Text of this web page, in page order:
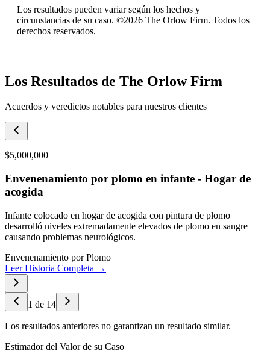
Los resultados pueden variar según los hechos y
circunstancias de su caso. ©2026 The Orlow Firm. Todos los
derechos reservados.
Los Resultados de The Orlow Firm
Acuerdos y veredictos notables para nuestros clientes
$5,000,000
Envenenamiento por plomo en infante - Hogar de
acogida
Infante colocado en hogar de acogida con pintura de plomo
desarrolló niveles extremadamente elevados de plomo en sangre
causando problemas neurológicos.
Envenenamiento por Plomo
Leer Historia Completa →
1 de 14
Los resultados anteriores no garantizan un resultado similar.
Estimador del Valor de su Caso